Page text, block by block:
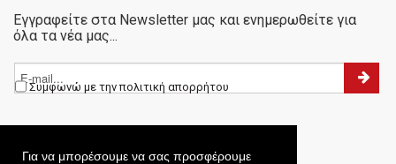
Για να μπορέσουμε να σας προσφέρουμε
Εγγραφείτε στα Newsletter μας και ενημερωθείτε για
όλα τα νέα μας...
Συμφωνώ με την πολιτική απορρήτου